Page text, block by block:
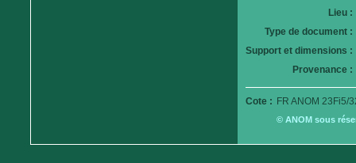
Lieu :
Type de document :
Support et dimensions :
Provenance :
Cote : FR ANOM 23Fi5/
© ANOM sous